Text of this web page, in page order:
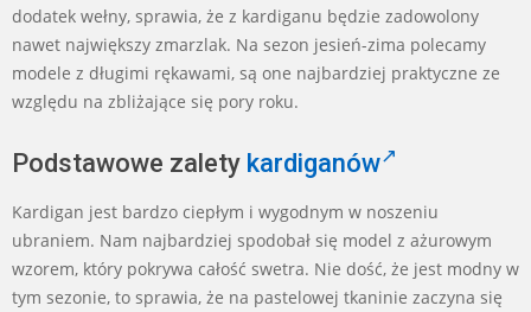
dodatek wełny, sprawia, że z kardiganu będzie zadowolony
nawet największy zmarzlak. Na sezon jesień-zima polecamy
modele z długimi rękawami, są one najbardziej praktyczne ze
względu na zbliżające się pory roku.
Podstawowe zalety kardiganów
Kardigan jest bardzo ciepłym i wygodnym w noszeniu
ubraniem. Nam najbardziej spodobał się model z ażurowym
wzorem, który pokrywa całość swetra. Nie dość, że jest modny w
tym sezonie, to sprawia, że na pastelowej tkaninie zaczyna się